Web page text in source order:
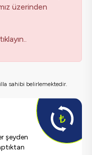
üzerinden
sahibi belirlemektedir.
şeyden